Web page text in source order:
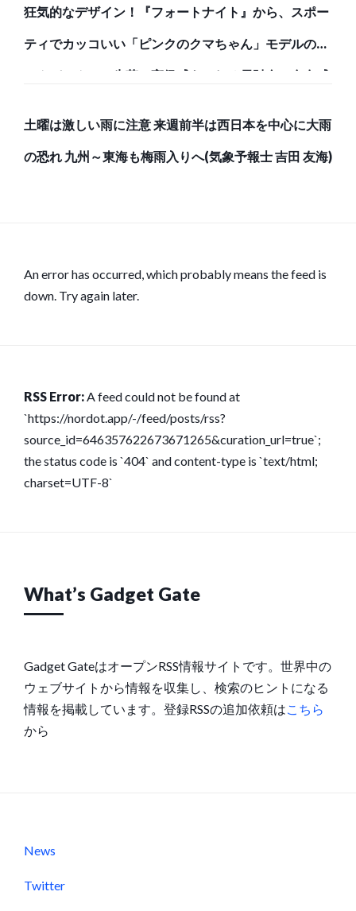
狂気的なデザイン！『フォートナイト』から、スポー
ティでカッコいい「ピンクのクマちゃん」モデルのバ
ックパックと、牛革で高級感あふれる長財布で存在感
土曜は激しい雨に注意 来週前半は西日本を中心に大雨
の恐れ 九州～東海も梅雨入りへ(気象予報士 吉田 友海)
An error has occurred, which probably means the feed is
down. Try again later.
RSS Error:A feed could not be found at
`https://nordot.app/-/feed/posts/rss?
source_id=646357622673671265&curation_url=true`;
the status code is `404` and content-type is `text/html;
charset=UTF-8`
What’s Gadget Gate
Gadget GateはオープンRSS情報サイトです。世界中の
ウェブサイトから情報を収集し、検索のヒントになる
情報を掲載しています。登録RSSの追加依頼は こちら
から
News
Twitter